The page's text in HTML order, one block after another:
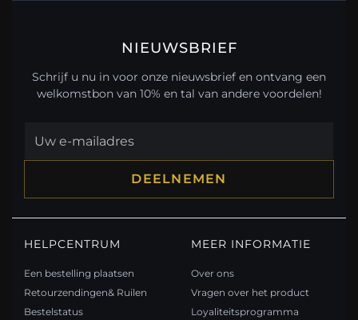
NIEUWSBRIEF
Schrijf u nu in voor onze nieuwsbrief en ontvang een
welkomstbon van 10% en tal van andere voordelen!
DEELNEMEN
HELPCENTRUM
Een bestelling plaatsen
Retourzendingen& Ruilen
Bestelstatus
MEER INFORMATIE
Over ons
Vragen over het product
Loyaliteitsprogramma